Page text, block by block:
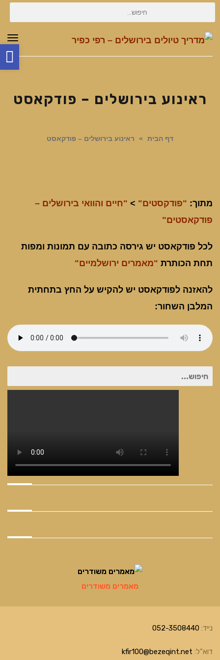
ראינוע בירושלים – פודקאסט
דף הבית » ראינוע בירושלים – פודקאסט
מתוך: "פודקסטים" > "חיים והוואי בירושלים –
פודקאסטים"
לכל פודקאסט יש גירסה כתובה עם תמונות ומפות
תחת הכותרת "מאמרים ירושלמיים"
להאזנה לפודקאסט יש להקיש על החץ בתחתית
המלבן השחור:
חיפוש
עבור:
מאמרים משודרים
נייד: 052-3508440
דוא"ל: kfir100@bezeqint.net